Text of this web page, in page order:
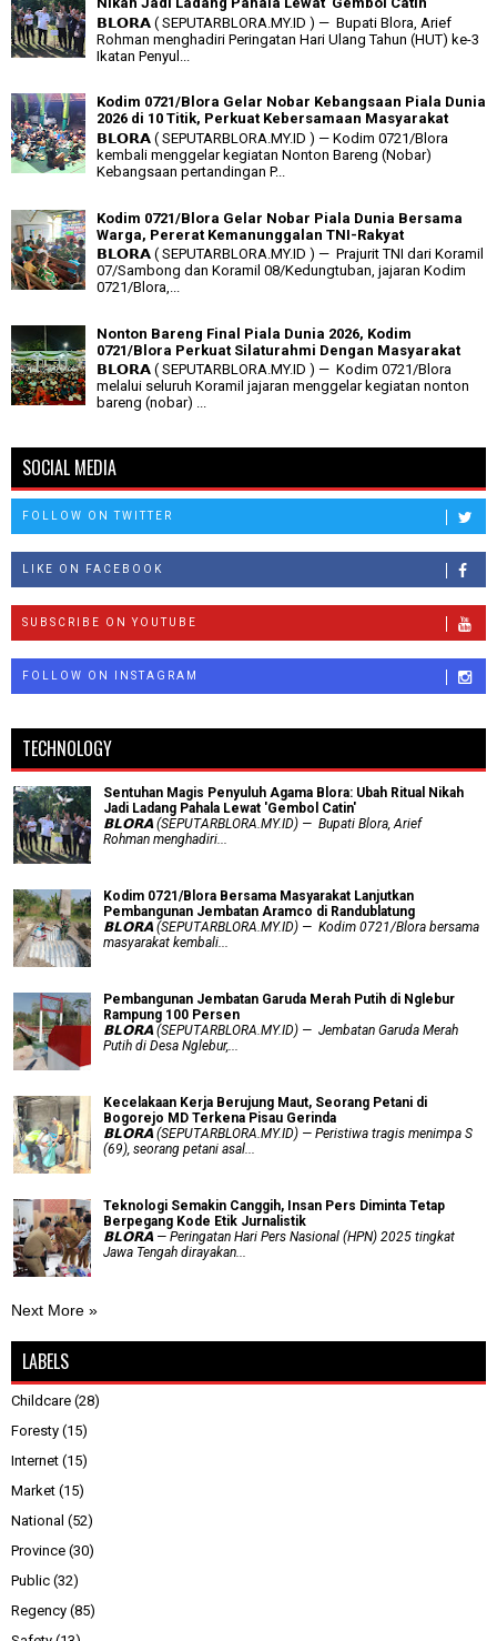
𝗕𝗟𝗢𝗥𝗔 ( SEPUTARBLORA.MY.ID ) — Bupati Blora, Arief
Rohman menghadiri Peringatan Hari Ulang Tahun (HUT) ke-3
Ikatan Penyul...
Kodim 0721/Blora Gelar Nobar Kebangsaan Piala Dunia
2026 di 10 Titik, Perkuat Kebersamaan Masyarakat
𝗕𝗟𝗢𝗥𝗔 ( SEPUTARBLORA.MY.ID ) — Kodim 0721/Blora
kembali menggelar kegiatan Nonton Bareng (Nobar)
Kebangsaan pertandingan P...
Kodim 0721/Blora Gelar Nobar Piala Dunia Bersama
Warga, Pererat Kemanunggalan TNI-Rakyat
𝗕𝗟𝗢𝗥𝗔 ( SEPUTARBLORA.MY.ID ) — Prajurit TNI dari Koramil
07/Sambong dan Koramil 08/Kedungtuban, jajaran Kodim
0721/Blora,...
Nonton Bareng Final Piala Dunia 2026, Kodim
0721/Blora Perkuat Silaturahmi Dengan Masyarakat
𝗕𝗟𝗢𝗥𝗔 ( SEPUTARBLORA.MY.ID ) — Kodim 0721/Blora
melalui seluruh Koramil jajaran menggelar kegiatan nonton
bareng (nobar) ...
SOCIAL MEDIA
FOLLOW ON TWITTER
LIKE ON FACEBOOK
SUBSCRIBE ON YOUTUBE
FOLLOW ON INSTAGRAM
TECHNOLOGY
Sentuhan Magis Penyuluh Agama Blora: Ubah Ritual Nikah
Jadi Ladang Pahala Lewat 'Gembol Catin'
𝗕𝗟𝗢𝗥𝗔 (SEPUTARBLORA.MY.ID) — Bupati Blora, Arief
Rohman menghadiri...
Kodim 0721/Blora Bersama Masyarakat Lanjutkan
Pembangunan Jembatan Aramco di Randublatung
𝗕𝗟𝗢𝗥𝗔 (SEPUTARBLORA.MY.ID) — Kodim 0721/Blora bersama
masyarakat kembali...
Pembangunan Jembatan Garuda Merah Putih di Nglebur
Rampung 100 Persen
𝗕𝗟𝗢𝗥𝗔 (SEPUTARBLORA.MY.ID) — Jembatan Garuda Merah
Putih di Desa Nglebur,...
Kecelakaan Kerja Berujung Maut, Seorang Petani di
Bogorejo MD Terkena Pisau Gerinda
𝗕𝗟𝗢𝗥𝗔 (SEPUTARBLORA.MY.ID) — Peristiwa tragis menimpa S
(69), seorang petani asal...
Teknologi Semakin Canggih, Insan Pers Diminta Tetap
Berpegang Kode Etik Jurnalistik
𝗕𝗟𝗢𝗥𝗔 — Peringatan Hari Pers Nasional (HPN) 2025 tingkat
Jawa Tengah dirayakan...
Next More »
LABELS
Childcare (28)
Foresty (15)
Internet (15)
Market (15)
National (52)
Province (30)
Public (32)
Regency (85)